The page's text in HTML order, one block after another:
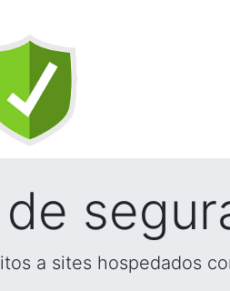
a sites hospedados